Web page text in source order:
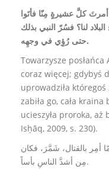
كلَّ عشيرةٍ مِنّا فأتَوا
لنا؟ فسُرّ النبي بذلك
حتى رُؤِي في وجهِه.
Towarzysze
coraz więcej; gdybyś
uprowadziła
zabiła go, cała
ucieszyła proroka, aż
Isḥāq, 2009, s. 230).
أمِر بالقتال، شَمَّرَ، فكان
مِن أشدَّ الناسِ بأساً.